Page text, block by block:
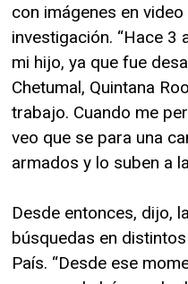
con imágenes en
investigación. “Hace 3
mi hijo, ya que fue
Chetumal, Quintana
trabajo. Cuando me
veo que se para una
armados y lo suben a
Desde entonces, dijo,
búsquedas en
País. “Desde ese